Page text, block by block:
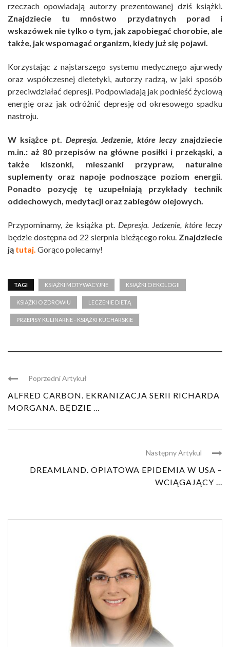
rzeczach opowiadają autorzy prezentowanej dziś książki.
Znajdziecie tu mnóstwo przydatnych porad i
wskazówek nie tylko o tym, jak zapobiegać chorobie, ale
także, jak wspomagać organizm, kiedy już się pojawi.
Korzystając z najstarszego systemu medycznego ajurwedy
oraz współczesnej dietetyki, autorzy radzą, w jaki sposób
przeciwdziałać depresji. Podpowiadają jak podnieść życiową
energię oraz jak odróżnić depresję od okresowego spadku
nastroju.
W książce pt. Depresja. Jedzenie, które leczyznajdziecie
m.in.: aż 80 przepisów na główne posiłki i przekąski, a
także kiszonki, mieszanki przypraw, naturalne
suplementy oraz napoje podnoszące poziom energii.
Ponadto pozycję tę uzupełniają przykłady technik
oddechowych, medytacji oraz zabiegów olejowych.
Przypominamy, że książka pt. Depresja. Jedzenie, które leczy
będzie dostępna od 22 sierpnia bieżącego roku. Znajdziecie
ją tutaj. Gorąco polecamy!
TAGI KSIĄŻKI MOTYWACYJNE KSIĄŻKI O EKOLOGII
KSIĄŻKI O ZDROWIU LECZENIE DIETĄ
PRZEPISY KULINARNE - KSIĄŻKI KUCHARSKIE
Poprzedni Artykuł
ALFRED CARBON. EKRANIZACJA SERII RICHARDA
MORGANA. BĘDZIE ...
Następny Artykul
DREAMLAND. OPIATOWA EPIDEMIA W USA –
WCIĄGAJĄCY ...